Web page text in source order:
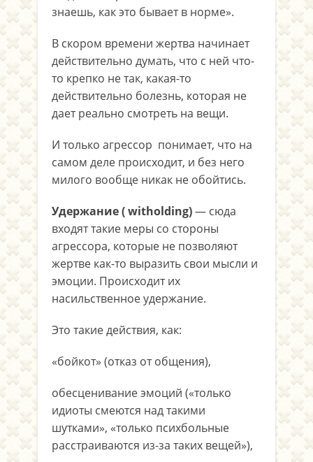
знаешь, как это бывает в норме».
В скором времени жертва начинает
действительно думать, что с ней что-
то крепко не так, какая-то
действительно болезнь, которая не
дает реально смотреть на вещи.
И только агрессор понимает, что на
самом деле происходит, и без него
милого вообще никак не обойтись.
Удержание ( witholding)— сюда
входят такие меры со стороны
агрессора, которые не позволяют
жертве как-то выразить свои мысли и
эмоции. Происходит их
насильственное удержание.
Это такие действия, как:
«бойкот» (отказ от общения),
обесценивание эмоций («только
идиоты смеются над такими
шутками», «только психбольные
расстраиваются из-за таких вещей»),